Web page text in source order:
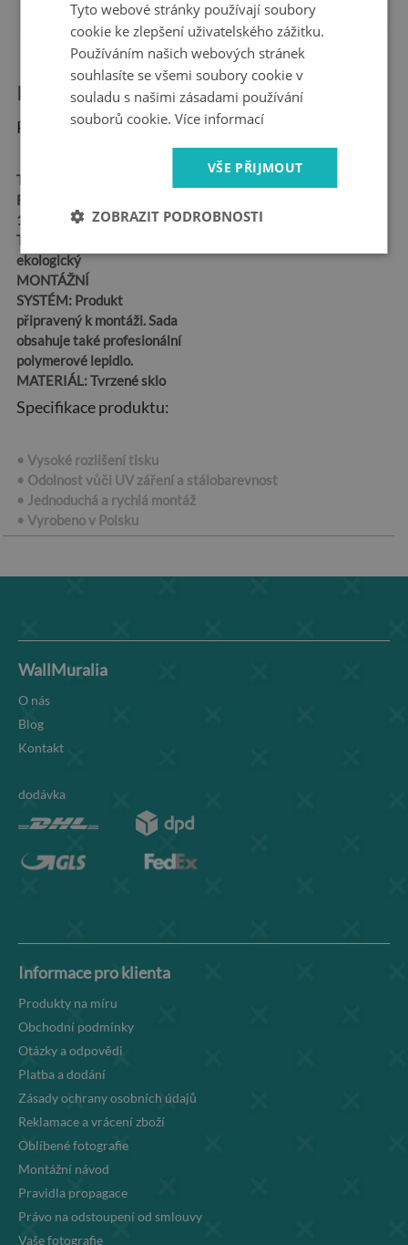
záruka na trhu
Informace o produktu:
Rozměry produktu:
TVAR:
ROZMĚR:
125x50, 120x60, 140x70
TISK:
ekologický
MONTÁŽNÍ
SYSTÉM: Produkt
připravený k montáži. Sada
obsahuje také profesionální
polymerové lepidlo.
MATERIÁL:Tvrzené sklo
Specifikace produktu:
• Vysoké rozlišení tisku
• Odolnost vůči UV záření a stálobarevnost
• Jednoduchá a rychlá montáž
• Vyrobeno v Polsku
WallMuralia
O nás
Blog
Kontakt
dodávka
Informace pro klienta
Produkty na míru
Obchodní podmínky
Otázky a odpovědi
Platba a dodání
Zásady ochrany osobních údajů
Reklamace a vrácení zboží
Oblíbené fotografie
Montážní návod
Pravidla propagace
Právo na odstoupení od smlouvy
Vaše fotografie
Tyto webové stránky používají soubory
cookie ke zlepšení uživatelského zážitku.
Používáním našich webových stránek
souhlasíte se všemi soubory cookie v
souladu s našimi zásadami používání
souborů cookie.Více informací
VŠE PŘIJMOUT
ZOBRAZIT PODROBNOSTI